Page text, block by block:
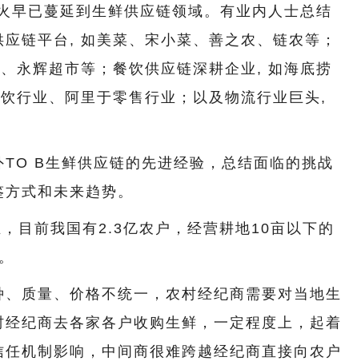
已蔓延到生鲜供应链领域。有业内人士总结
链平台, 如美菜、宋小菜、善之农、链农等；
永辉超市等；餐饮供应链深耕企业, 如海底捞
行业、阿里于零售行业；以及物流行业巨头,
B生鲜供应链的先进经验，总结面临的挑战
式和未来趋势。
目前我国有2.3亿农户，经营耕地10亩以下的
质量、价格不统一，农村经纪商需要对当地生
纪商去各家各户收购生鲜，一定程度上，起着
机制影响，中间商很难跨越经纪商直接向农户